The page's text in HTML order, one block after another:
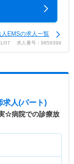
人EMSの求人一覧
07 求人番号：9859399
求人(パート)
☆病院での診療放